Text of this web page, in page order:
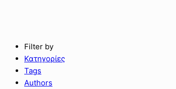
Filter by
Κατηγορίες
Tags
Authors